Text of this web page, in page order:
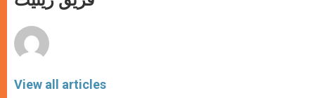
p e k
View all articles